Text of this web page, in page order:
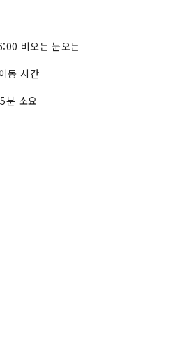
비오든 눈오든
동 시간
분 소요